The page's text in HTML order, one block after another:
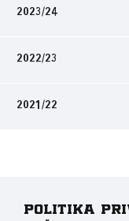
2023/24
2022/23
2021/22
Politika